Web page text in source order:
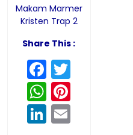
Makam Marmer
Kristen Trap 2
Share This :
Facebook
WhatsApp
LinkedIn